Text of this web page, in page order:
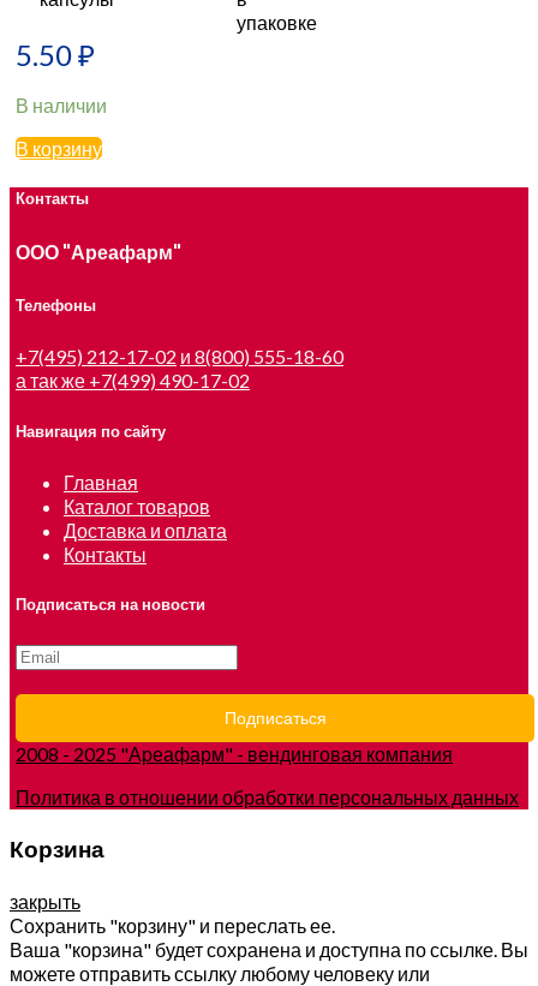
5.50₽
В наличии
В корзину
Контакты
ООО "Ареафарм"
Телефоны
+7(495) 212-17-02 и 8(800) 555-18-60
а так же +7(499) 490-17-02
Навигация по сайту
Главная
Каталог товаров
Доставка и оплата
Контакты
Подписаться на новости
2008 - 2025 "Ареафарм" - вендинговая компания
Политика в отношении обработки персональных данных
Корзина
закрыть
Сохранить "корзину" и переслать ее.
Ваша "корзина" будет сохранена и доступна по ссылке. Вы
можете отправить ссылку любому человеку или